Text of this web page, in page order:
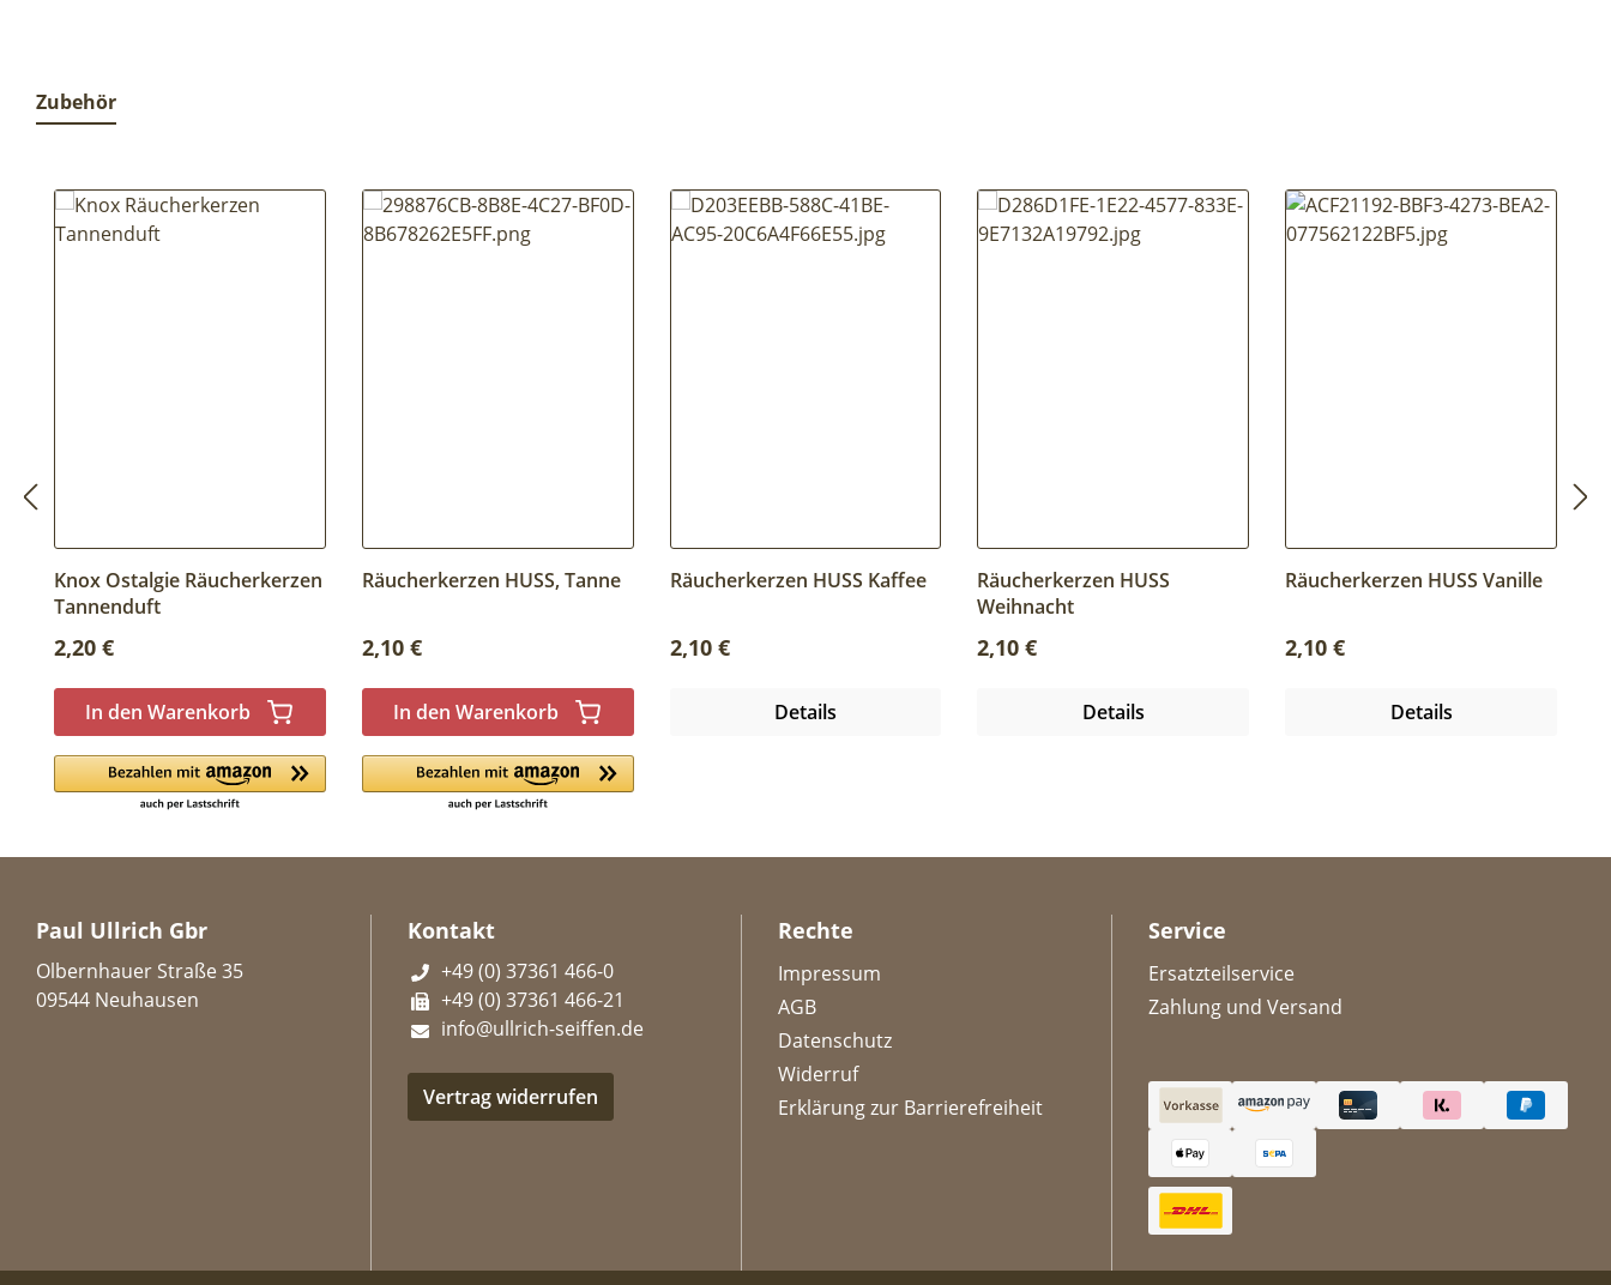
Zubehör
Knox Ostalgie Räucherkerzen
Tannenduft
Regulärer Preis:
2,20 €
In den Warenkorb
Räucherkerzen HUSS, Tanne
Regulärer Preis:
2,10 €
In den Warenkorb
Räucherkerzen HUSS Kaffee
Regulärer Preis:
2,10 €
Details
Räucherkerzen HUSS
Weihnacht
Regulärer Preis:
2,10 €
Details
Räucherkerzen HUSS Vanille
Regulärer Preis:
2,10 €
Details
Paul Ullrich Gbr
Olbernhauer Straße 35
09544 Neuhausen
Kontakt
+49 (0) 37361 466-0
+49 (0) 37361 466-21
info@ullrich-seiffen.de
Vertrag widerrufen
Rechte
Impressum
AGB
Datenschutz
Widerruf
Erklärung zur Barrierefreiheit
Service
Ersatzteilservice
Zahlung und Versand